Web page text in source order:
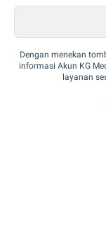
Dengan menekan
informasi Akun KG
layanan